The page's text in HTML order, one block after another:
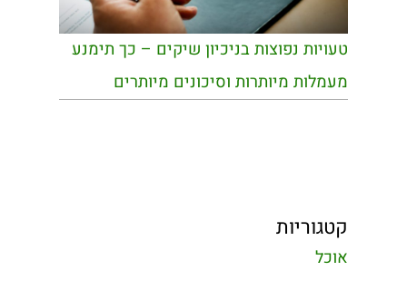
טעויות נפוצות בניכיון שיקים – כך תימנע
מעמלות מיותרות וסיכונים מיותרים
קטגוריות
אוכל